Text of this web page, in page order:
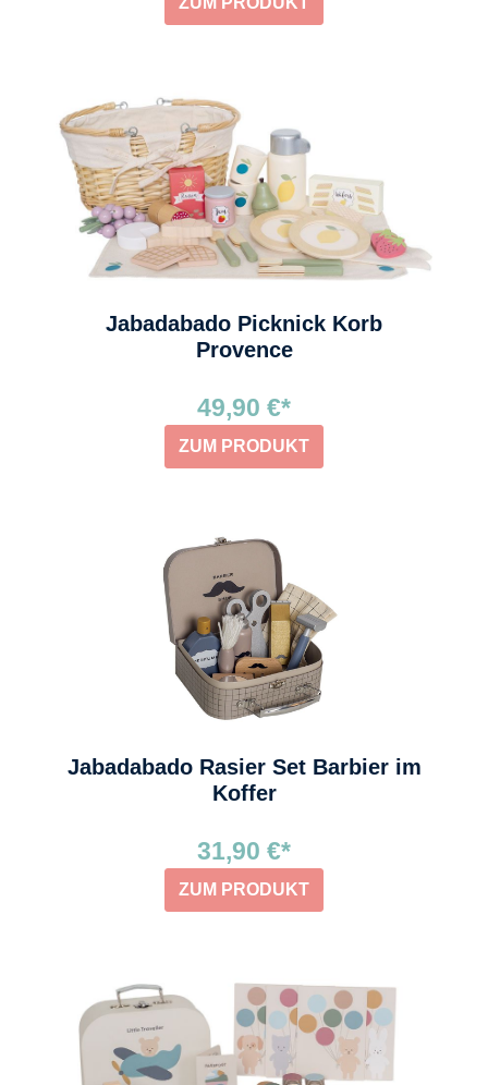
Jabadabado Picknick Korb
Provence
49,90 €*
ZUM PRODUKT
Jabadabado Rasier Set Barbier im
Koffer
31,90 €*
ZUM PRODUKT